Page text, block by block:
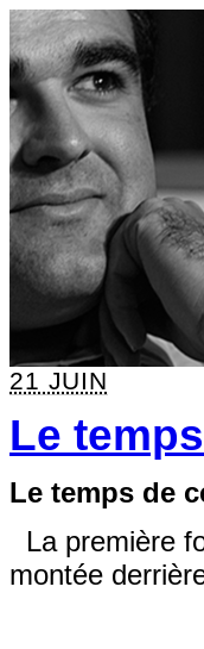
21 JUIN
Le
Le temps de
La première
montée